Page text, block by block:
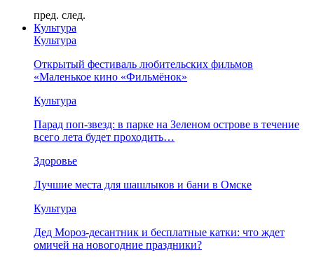
пред. след.
Культура
Культура
Открытый фестиваль любительских фильмов
«Маленькое кино «Фильмёнок»
Культура
Парад поп-звезд: в парке на Зеленом острове в течение
всего лета будет проходить…
Здоровье
Лучшие места для шашлыков и бани в Омске
Культура
Дед Мороз-десантник и бесплатные катки: что ждет
омичей на новогодние праздники?